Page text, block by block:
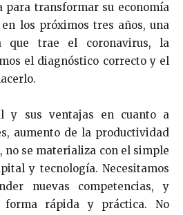
para transformar su economía
los próximos tres años, una
que trae el coronavirus, la
el diagnóstico correcto y el
y sus ventajas en cuanto a
aumento de la productividad
no se materializa con el simple
y tecnología. Necesitamos
nuevas competencias, y
forma rápida y práctica. No